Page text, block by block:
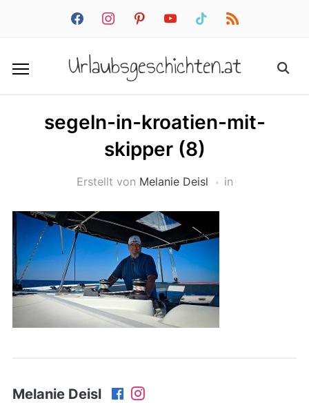
facebookinstagrampinterestyoutube tiktok rss
Urlaubsgeschichten.at
segeln-in-kroatien-mit-
skipper (8)
Erstellt von Melanie Deisl in
Melanie Deisl